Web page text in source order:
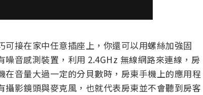
接在家中任意插座上，你還可以用螺絲加強固
音感測裝置，利用 2.4GHz 無線網路來連線，房
音量大過一定的分貝數時，房東手機上的應用程
影鏡頭與麥克風，也就代表房東並不會聽到房客